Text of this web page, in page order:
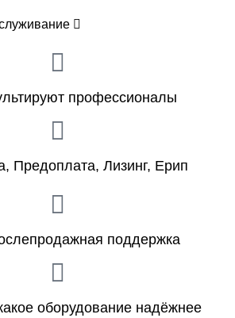
профессионалы
Предоплата, Лизинг, Ерип
поддержка
оборудование надёжнее